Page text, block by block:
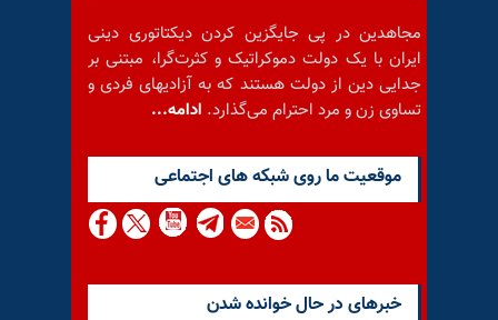
مجاهدین در پی جایگزین کردن دیکتاتوری دینی
ایران با یک دولت دموکراتیک و کثرت‌گرا، مبتنی بر
جدایی دین از دولت هستند که به آزادیهای فردی و
تساوی زن و مرد احترام می‌گذارد. ادامه...
موقعيت ما روى شبكه هاى اجتماعى
خبرهای در حال خوانده شدن